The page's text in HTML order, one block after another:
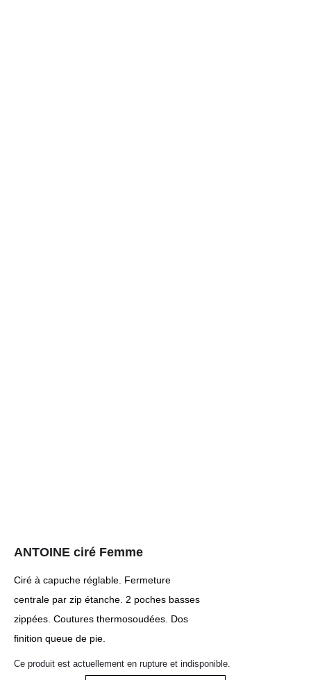
ANTOINE ciré Femme
Ciré à capuche réglable. Fermeture
centrale par zip étanche. 2 poches basses
zippées. Coutures thermosoudées. Dos
finition queue de pie.
Ce produit est actuellement en rupture et indisponible.